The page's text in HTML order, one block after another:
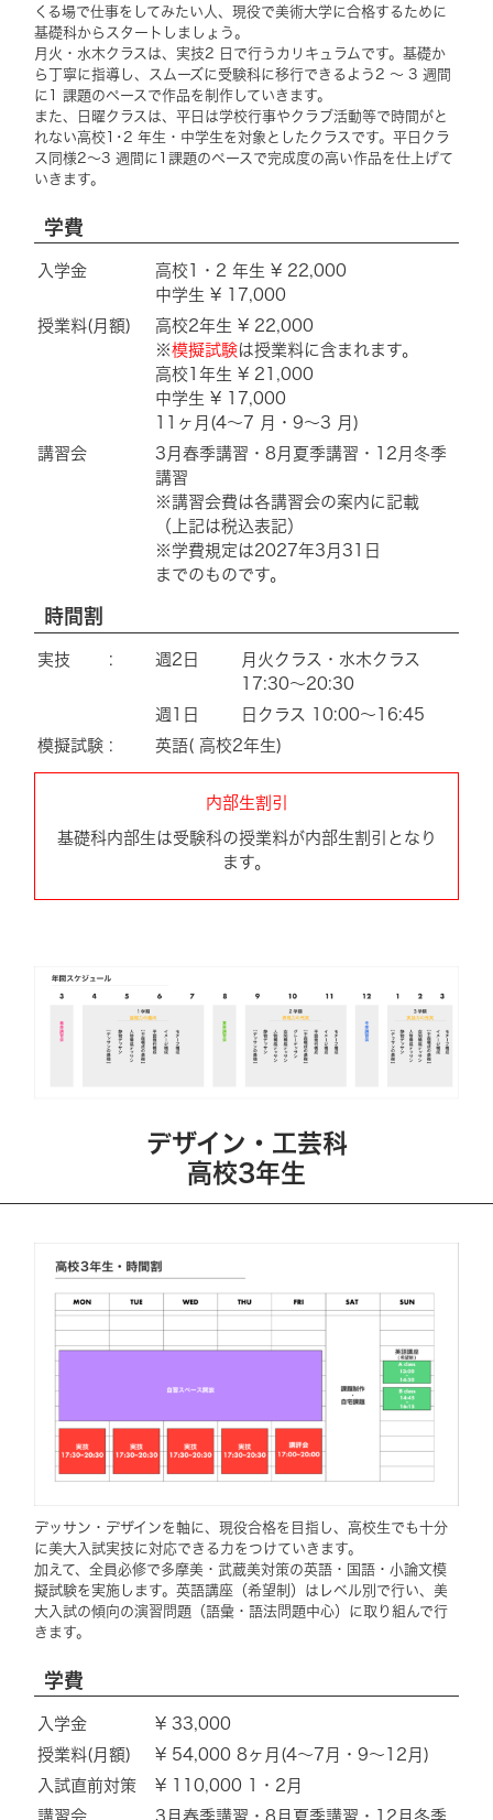
くる場で仕事をしてみたい人、現役で美術大学に合格するために
基礎科からスタートしましょう。
月火・水木クラスは、実技2 日で行うカリキュラムです。基礎か
ら丁寧に指導し、スムーズに受験科に移行できるよう2 ～ 3 週間
に1 課題のペースで作品を制作していきます。
また、日曜クラスは、平日は学校行事やクラブ活動等で時間がと
れない高校1･2 年生・中学生を対象としたクラスです。平日クラ
ス同様2～3 週間に1課題のペースで完成度の高い作品を仕上げて
いきます。
学費
入学金
高校1・2 年生 ¥ 22,000
中学生 ¥ 17,000
授業料(月額)
高校2年生 ¥ 22,000
※模擬試験は授業料に含まれます。
高校1年生 ¥ 21,000
中学生 ¥ 17,000
11ヶ月(4～7 月・9～3 月)
講習会
3月春季講習・8月夏季講習・12月冬季
講習
※講習会費は各講習会の案内に記載
（上記は税込表記）
※学費規定は2027年3月31日
までのものです。
時間割
実技 : 週2日
月火クラス・水木クラス
17:30～20:30
週1日
日クラス 10:00～16:45
模擬試験 :
英語( 高校2年生)
内部生割引
基礎科内部生は受験科の授業料が内部生割引となり
ます。
デザイン・工芸科
高校3年生
デッサン・デザインを軸に、現役合格を目指し、高校生でも十分
に美大入試実技に対応できる力をつけていきます。
加えて、全員必修で多摩美・武蔵美対策の英語・国語・小論文模
擬試験を実施します。英語講座（希望制）はレベル別で行い、美
大入試の傾向の演習問題（語彙・語法問題中心）に取り組んで行
きます。
学費
入学金
¥ 33,000
授業料(月額)
¥ 54,000 8ヶ月(4～7月・9～12月)
入試直前対策
¥ 110,000 1・2月
講習会
3月春季講習・8月夏季講習・12月冬季